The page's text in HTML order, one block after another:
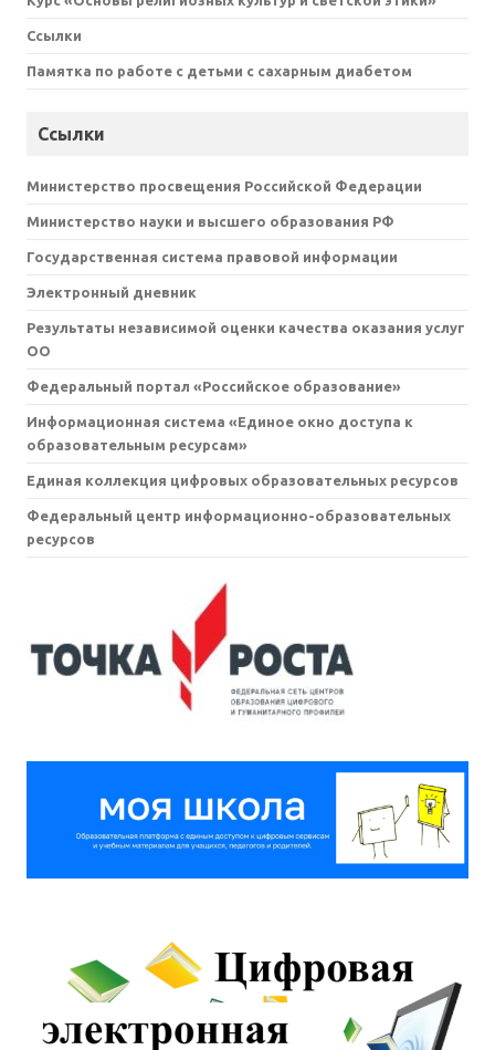
Ссылки
Памятка по работе с детьми с сахарным диабетом
Ссылки
Министерство просвещения Российской Федерации
Министерство науки и высшего образования РФ
Государственная система правовой информации
Электронный дневник
Результаты независимой оценки качества оказания услуг
ОО
Федеральный портал «Российское образование»
Информационная система «Единое окно доступа к
образовательным ресурсам»
Единая коллекция цифровых образовательных ресурсов
Федеральный центр информационно-образовательных
ресурсов